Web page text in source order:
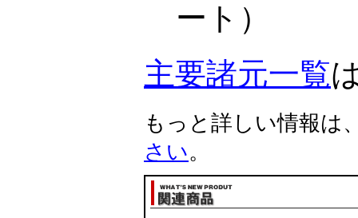
ート）
主要諸元一覧
もっと詳しい情報は
さい。